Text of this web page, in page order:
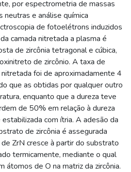
por espectrometria de massas
neutras e análise química
de fotoelétrons induzidos
camada nitretada a plasma é
de zircônia tetragonal e cúbica,
de zircônio. A taxa de
foi de aproximadamente 4
que as obtidas por qualquer outro
enquanto que a dureza teve
de 50% em relação à dureza
com ítria. A adesão da
de zircônia é assegurada
ZrN cresce à partir do substrato
termicamente, mediante o qual
átomos de O na matriz da zircônia.